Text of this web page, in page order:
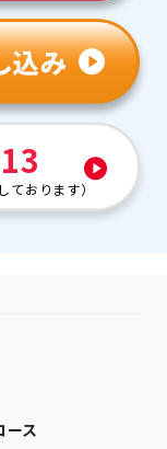
ております）
ース